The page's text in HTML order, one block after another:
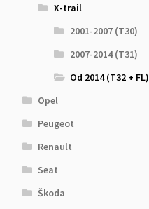
X-trail
2001-2007 (T30)
2007-2014 (T31)
Od 2014 (T32 + FL)
Opel
Peugeot
Renault
Seat
Škoda